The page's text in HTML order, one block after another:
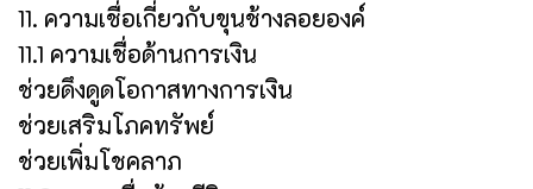
11. ความเชื่อเกี่ยวกับขุนช้างลอยองค์
11.1 ความเชื่อด้านการเงิน
ช่วยดึงดูดโอกาสทางการเงิน
ช่วยเสริมโภคทรัพย์
ช่วยเพิ่มโชคลาภ